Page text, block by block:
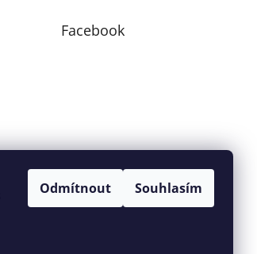
Odmítnout Souhlasím
Facebook